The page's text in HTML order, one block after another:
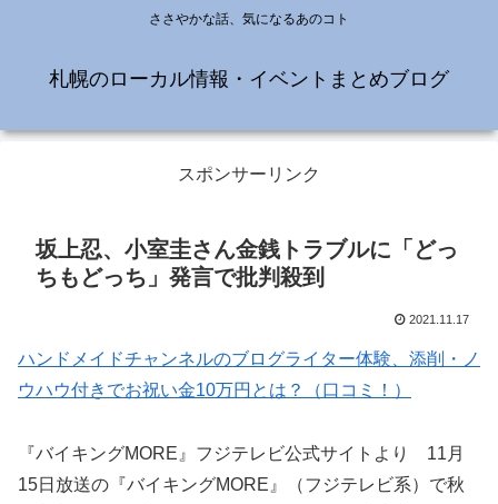
ささやかな話、気になるあのコト
札幌のローカル情報・イベントまとめブログ
スポンサーリンク
坂上忍、小室圭さん金銭トラブルに「どっ
ちもどっち」発言で批判殺到
2021.11.17
ハンドメイドチャンネルのブログライター体験、添削・ノ
ウハウ付きでお祝い金10万円とは？（口コミ！）
『バイキングMORE』フジテレビ公式サイトより 11月
15日放送の『バイキングMORE』（フジテレビ系）で秋